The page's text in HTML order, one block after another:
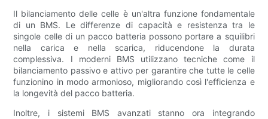
Il bilanciamento delle celle è un'altra funzione fondamentale
di un BMS. Le differenze di capacità e resistenza tra le
singole celle di un pacco batteria possono portare a squilibri
nella carica e nella scarica, riducendone la durata
complessiva. I moderni BMS utilizzano tecniche come il
bilanciamento passivo e attivo per garantire che tutte le celle
funzionino in modo armonioso, migliorando così l'efficienza e
la longevità del pacco batteria.
Inoltre, i sistemi BMS avanzati stanno ora integrando